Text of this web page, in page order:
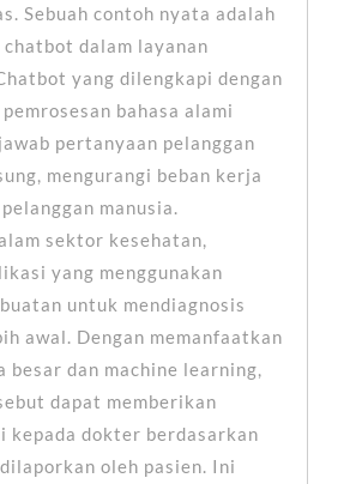
Sebuah contoh nyata adalah
chatbot dalam layanan
yang dilengkapi dengan
bahasa alami
pertanyaan pelanggan
mengurangi beban kerja
manusia.
sektor kesehatan,
yang menggunakan
untuk mendiagnosis
awal. Dengan memanfaatkan
besar dan machine learning,
dapat memberikan
kepada dokter berdasarkan
oleh pasien. Ini